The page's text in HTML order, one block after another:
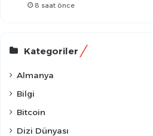
8 saat önce
Kategoriler
Almanya
Bilgi
Bitcoin
Dizi Dünyası